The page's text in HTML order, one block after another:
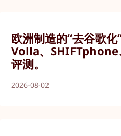
欧洲制造的“去谷歌
Volla、
评测。
2026-08-02